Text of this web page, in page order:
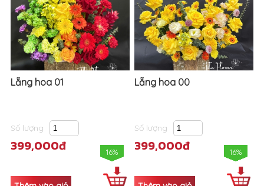
Lẵng hoa 01
Số lượng
399,000đ 16%
Lẵng hoa 00
Số lượng
399,000đ 16%